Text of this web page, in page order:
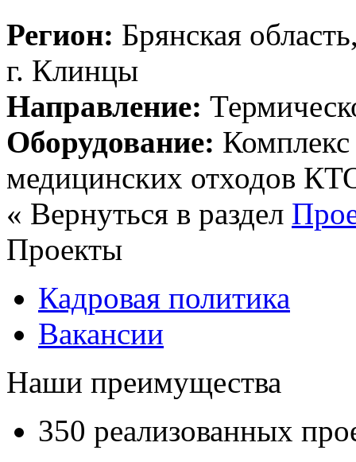
Регион: Брянская
г. Клинцы
Направление:
Оборудование: Комплекс
медицинских отходов
« Вернуться в раздел
Проекты
Кадровая политика
Вакансии
Наши преимущества
350 реализованных